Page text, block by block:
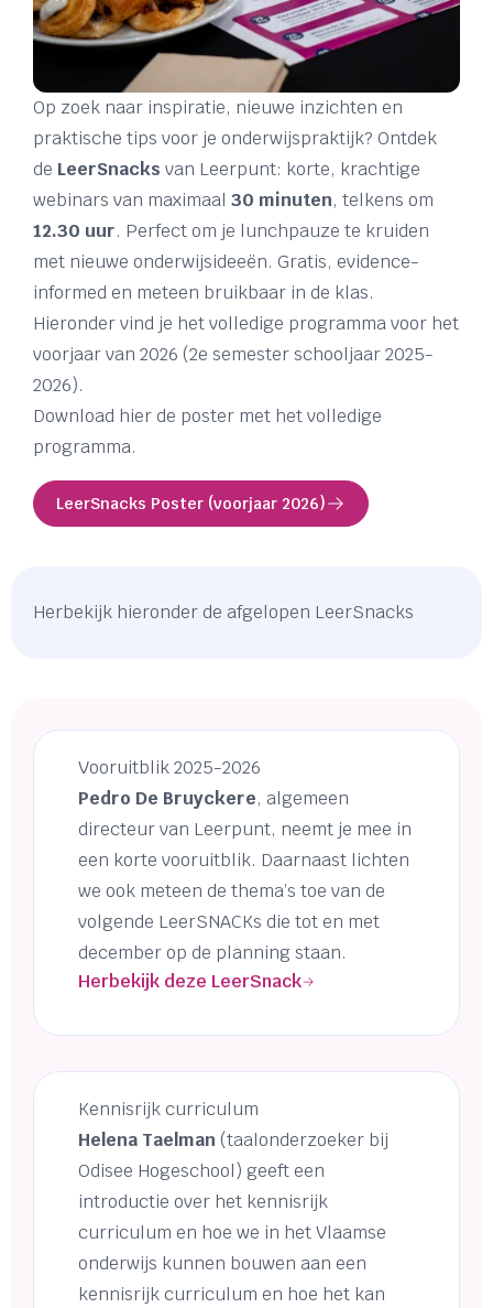
Op zoek naar inspiratie, nieuwe inzichten en
praktische tips voor je onderwijspraktijk? Ontdek
de LeerSnacks van Leerpunt: korte, krachtige
webinars van maximaal 30 minuten, telkens om
12.30 uur. Perfect om je lunchpauze te kruiden
met nieuwe onderwijsideeën. Gratis, evidence-
informed en meteen bruikbaar in de klas.
Hieronder vind je het volledige programma voor het
voorjaar van 2026 (2e semester schooljaar 2025-
2026).
Download hier de poster met het volledige
programma.
LeerSnacks Poster (voorjaar 2026)
Herbekijk hieronder de afgelopen LeerSnacks
Vooruitblik 2025-2026
Pedro De Bruyckere, algemeen
directeur van Leerpunt, neemt je mee in
een korte vooruitblik. Daarnaast lichten
we ook meteen de thema’s toe van de
volgende LeerSNACKs die tot en met
december op de planning staan.
Herbekijk deze LeerSnack
Kennisrijk curriculum
Helena Taelman (taalonderzoeker bij
Odisee Hogeschool) geeft een
introductie over het kennisrijk
curriculum en hoe we in het Vlaamse
onderwijs kunnen bouwen aan een
kennisrijk curriculum en hoe het kan